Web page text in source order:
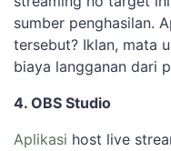
sumber penghasilan.
tersebut? Iklan, mata
biaya langganan dari
4. OBS Studio
Aplikasi host live